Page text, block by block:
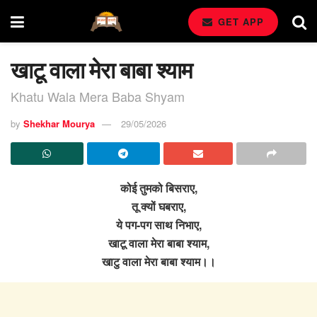
GET APP
खाटू वाला मेरा बाबा श्याम
Khatu Wala Mera Baba Shyam
by Shekhar Mourya 29/05/2026
कोई तुमको बिसराए,
तू क्यों घबराए,
ये पग-पग साथ निभाए,
खाटू वाला मेरा बाबा श्याम,
खाटु वाला मेरा बाबा श्याम।।